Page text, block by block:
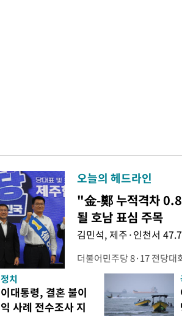
오늘의 헤드라인
"金-鄭 누적격차
될 호남 표심 주목
김민석, 제주·인천서
더불어민주당 8·17 전당대
보가 8일 제주·인천 지역
다. 앞서 정청래 후보 우세
·울산·경남 경선에서 1승
제주·인천 경선에서 이기
정치
이대통령, 결혼 불이
익 사례 전수조사 지